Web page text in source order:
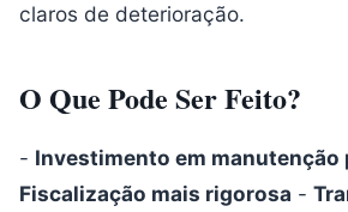
claros de deterioração.
O Que Pode Ser Feito?
- Investimento em manutenção
Fiscalização mais rigorosa -